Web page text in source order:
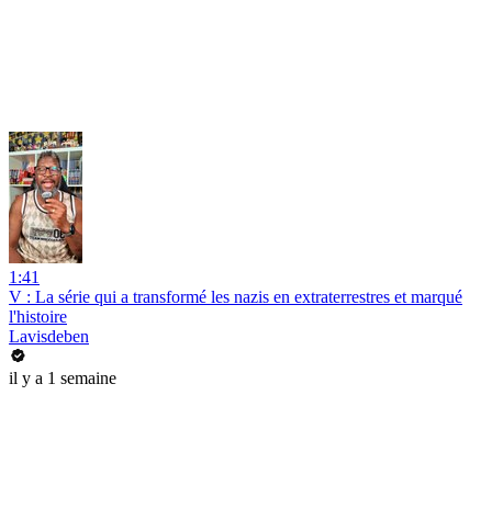
1:41
V : La série qui a transformé les nazis en extraterrestres et marqué
l'histoire
Lavisdeben
il y a 1 semaine